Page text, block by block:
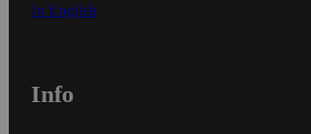
In English
Info